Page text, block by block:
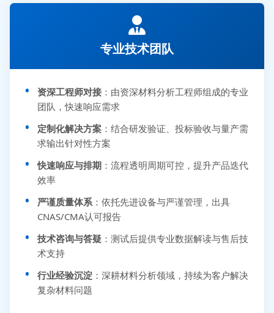
专业技术团队
资深工程师对接 ：由资深材料分析工程师组成的专业
团队，快速响应需求
定制化解决方案 ：结合研发验证、投标验收与量产需
求输出针对性方案
快速响应与排期 ：流程透明周期可控，提升产品迭代
效率
严谨质量体系 ：依托先进设备与严谨管理，出具
CNAS/CMA认可报告
技术咨询与答疑 ：测试后提供专业数据解读与售后技
术支持
行业经验沉淀 ：深耕材料分析领域，持续为客户解决
复杂材料问题